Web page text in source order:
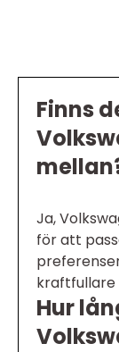
Finns
Ja,
för att
kraftfullare
Hur